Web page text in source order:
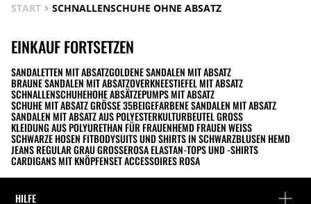
START SCHNALLENSCHUHE OHNE ABSATZ
EINKAUF FORTSETZEN
SANDALETTEN MIT ABSATZGOLDENE SANDALEN MIT ABSATZ
BRAUNE SANDALEN MIT ABSATZOVERKNEESTIEFEL MIT ABSATZ
SCHNALLENSCHUHEHOHE ABSÄTZEPUMPS MIT ABSATZ
SCHUHE MIT ABSATZ GRÖSSE 35 BEIGEFARBENE SANDALEN MIT ABSATZ
SANDALEN MIT ABSATZ AUS POLYESTERKULTURBEUTEL GROSS
KLEIDUNG AUS POLYURETHAN FÜR FRAUENHEMD FRAUEN WEISS
SCHWARZE HOSEN FITBODYSUITS UND SHIRTS IN SCHWARZBLUSEN HEMD
JEANS REGULAR GRAU GROSSE ROSA ELASTAN-TOPS UND -SHIRTS
CARDIGANS MIT KNÖPFENSET ACCESSOIRES ROSA
HILFE